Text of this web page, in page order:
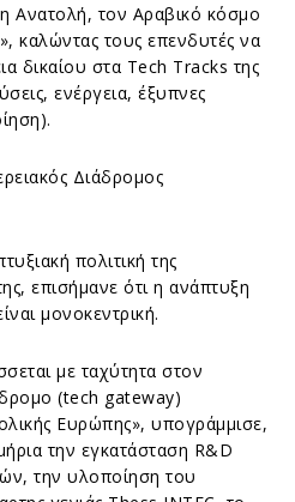
Ανατολή, τον Αραβικό κόσμο
καλώντας τους επενδυτές να
δικαίου στα Tech Tracks της
ενέργεια, έξυπνες
Διάδρομος
πολιτική της
επισήμανε ότι η ανάπτυξη
μονοκεντρική.
με ταχύτητα στον
(tech gateway)
Ευρώπης», υπογράμμισε,
την εγκατάσταση R&D
την υλοποίηση του